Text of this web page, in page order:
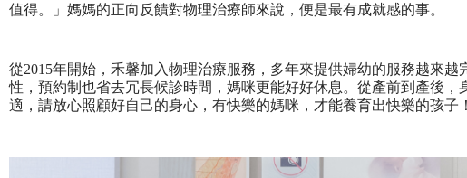
值得。」媽媽的正向反饋對物理治療師來說，便是最有成就感的事。
從2015年開始，禾馨加入物理治療服務，多年來提供婦幼的服務越來越
性，預約制也省去冗長候診時間，媽咪更能好好休息。從產前到產後，
適，請放心照顧好自己的身心，有快樂的媽咪，才能養育出快樂的孩子！